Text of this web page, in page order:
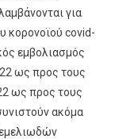
για
κορονοϊού covid-
εμβολιασμός
ως προς τους
ως προς τους
ακόμα